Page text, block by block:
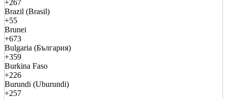
+267
Brazil (Brasil)
+55
Brunei
+673
Bulgaria (България)
+359
Burkina Faso
+226
Burundi (Uburundi)
+257